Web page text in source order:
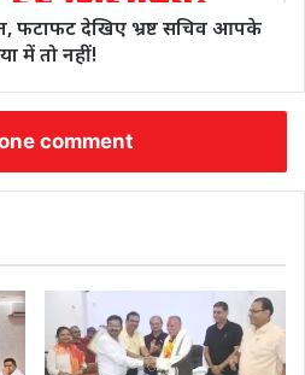
फटाफट देखिए भ्रष्ट सचिव आपके
में तो नहीं!
comment